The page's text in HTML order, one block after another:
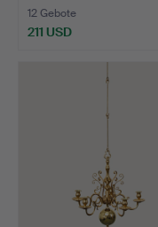
12 Gebote
211 USD